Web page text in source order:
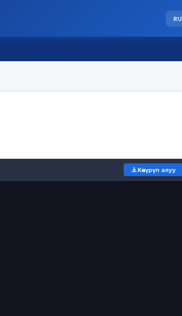
RU
Көчүрүп алуу